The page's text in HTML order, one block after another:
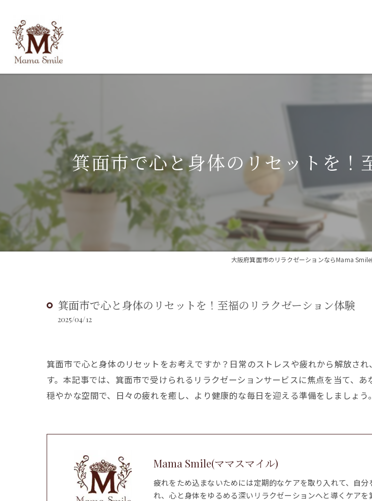
箕面市で心と身体のリセットを！
大阪府箕面市のリラクゼーションならMama
箕面市で心と身体のリセットを！至福のリラクゼーション体験
2025/04/12
箕面市で心と身体のリセットをお考えですか？日常のストレスや疲れから解放さ
す。本記事では、箕面市で受けられるリラクゼーションサービスに焦点を当て、
穏やかな空間で、日々の疲れを癒し、より健康的な毎日を迎える準備をしましょう。
Mama Smile(ママスマイル)
疲れをため込まないためには定期的なケアを取り入れて、自
れ、心と身体をゆるめる深いリラクゼーションへと導くケアを